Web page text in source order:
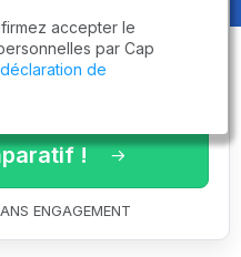
des
à vos
!
!
ENGAGEMENT
accepter le
par Cap
déclaration de